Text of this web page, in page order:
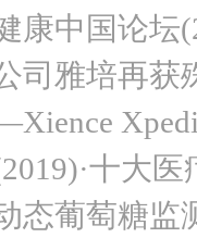
康中国论坛
司雅培再获
十大
态葡萄糖监